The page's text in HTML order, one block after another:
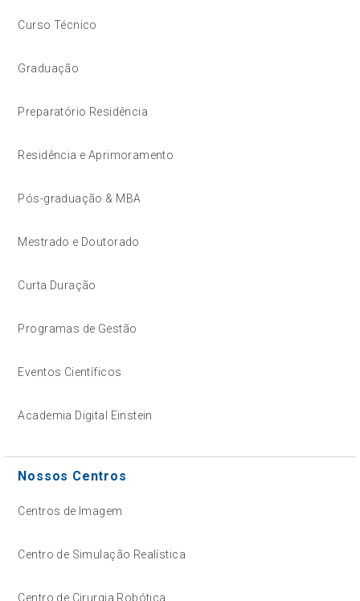
Curso Técnico
Graduação
Preparatório Residência
Residência e Aprimoramento
Pós-graduação & MBA
Mestrado e Doutorado
Curta Duração
Programas de Gestão
Eventos Científicos
Academia Digital Einstein
Nossos Centros
Centros de Imagem
Centro de Simulação Realística
Centro de Cirurgia Robótica